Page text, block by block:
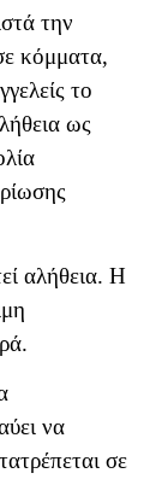
την
κόμματα,
το
ως
αλήθεια. Η
να
σε